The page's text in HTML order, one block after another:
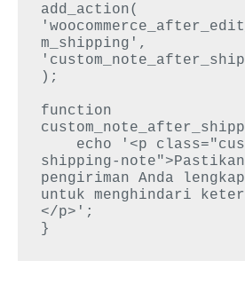
add_action(
m_shipping',
);
function
shipping-
pengiriman Anda
untuk menghindari
</p>';